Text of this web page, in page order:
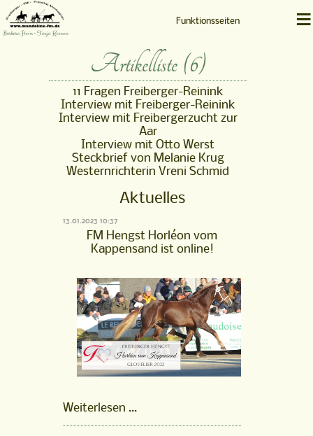
Barbara Heim • Tanja Kernen
Funktionsseiten ≡
Artikelliste (6)
11 Fragen Freiberger-Reinink
Interview mit Freiberger-Reinink
Interview mit Freibergerzucht zur
Aar
Interview mit Otto Werst
Steckbrief von Melanie Krug
Westernrichterin Vreni Schmid
Aktuelles
13.01.2023 10:37
FM Hengst Horléon vom
Kappensand ist online!
Weiterlesen …FM